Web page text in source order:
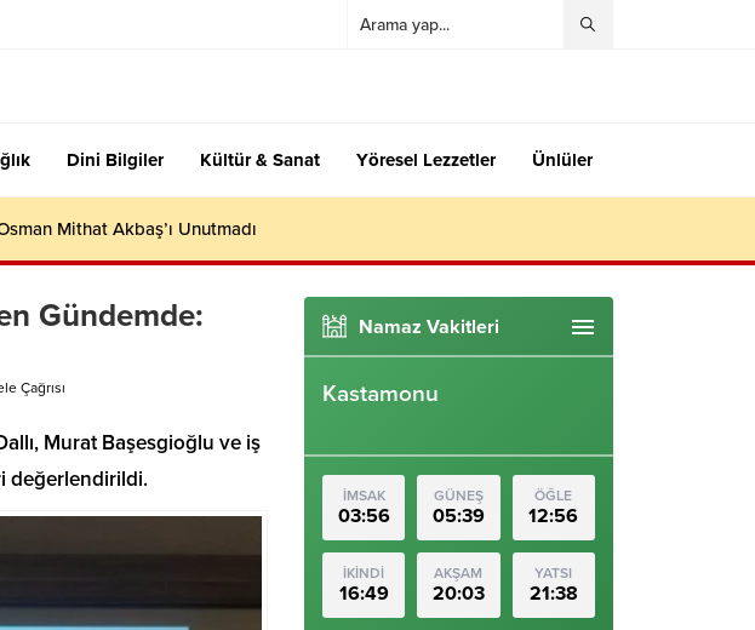
Dini Bilgiler Kültür & Sanat Yöresel Lezzetler Ünlüler
Mithat Akbaş’ı Unutmadı
Gündemde:
Çağrısı
Murat Başesgioğlu ve iş
değerlendirildi.
Namaz Vakitleri
Kastamonu
İMSAK
03:56
GÜNEŞ
05:39
ÖĞLE
12:56
İKİNDİ
16:49
AKŞAM
20:03
YATSI
21:38